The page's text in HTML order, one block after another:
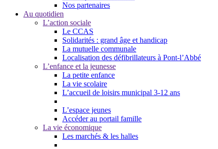
Nos partenaires
Au quotidien
L’action sociale
Le CCAS
Solidarités : grand âge et handicap
La mutuelle communale
Localisation des défibrillateurs à Pont-l’Abbé
L’enfance et la jeunesse
La petite enfance
La vie scolaire
L’accueil de loisirs municipal 3-12 ans
L’espace jeunes
Accéder au portail famille
La vie économique
Les marchés & les halles